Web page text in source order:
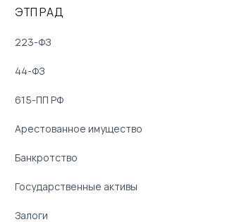
ЭТП РАД
223-ФЗ
44-ФЗ
615-ПП РФ
Арестованное имущество
Банкротство
Государственные активы
Залоги